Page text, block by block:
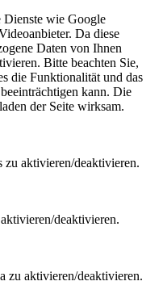
Dienste wie Google
Da diese
Daten von Ihnen
Bitte beachten Sie,
die Funktionalität und das
kann. Die
der Seite wirksam.
aktivieren/deaktivieren.
deaktivieren.
zu aktivieren/deaktivieren.